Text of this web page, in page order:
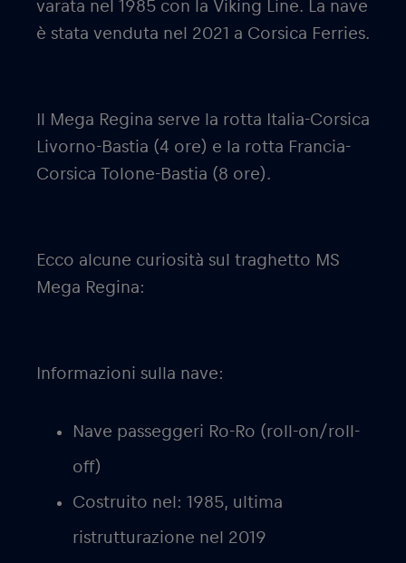
varata nel 1985 con la Viking Line. La nave
è stata venduta nel 2021 a Corsica Ferries.
Il Mega Regina serve la rotta Italia-Corsica
Livorno-Bastia (4 ore) e la rotta Francia-
Corsica Tolone-Bastia (8 ore).
Ecco alcune curiosità sul traghetto MS
Mega Regina:
Informazioni sulla nave:
Nave passeggeri Ro-Ro (roll-on/roll-
off)
Costruito nel: 1985, ultima
ristrutturazione nel 2019